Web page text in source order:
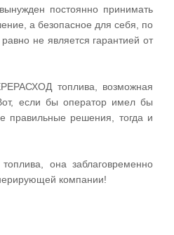
постоянно принимать
а безопасное для себя, по
не является гарантией от
топлива, возможная
если бы оператор имел бы
правильные решения, тогда и
она заблаговременно
компании!